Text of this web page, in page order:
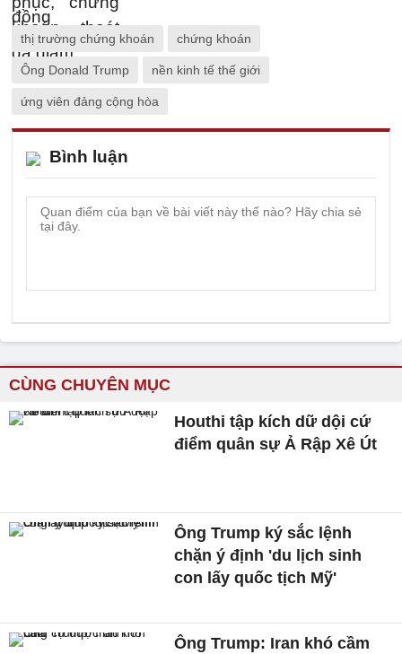
thị trường chứng khoán chứng khoán
Ông Donald Trump nền kinh tế thế giới
ứng viên đảng cộng hòa
Bình luận
CÙNG CHUYÊN MỤC
Houthi tập kích dữ dội cứ
điểm quân sự Ả Rập Xê Út
Ông Trump ký sắc lệnh
chặn ý định 'du lịch sinh
con lấy quốc tịch Mỹ'
Ông Trump: Iran khó cầm